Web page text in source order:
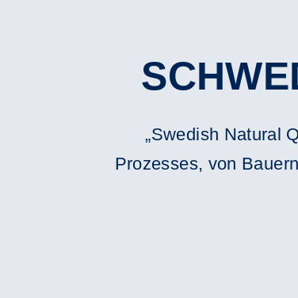
„Swedish Natural
Prozesses, von